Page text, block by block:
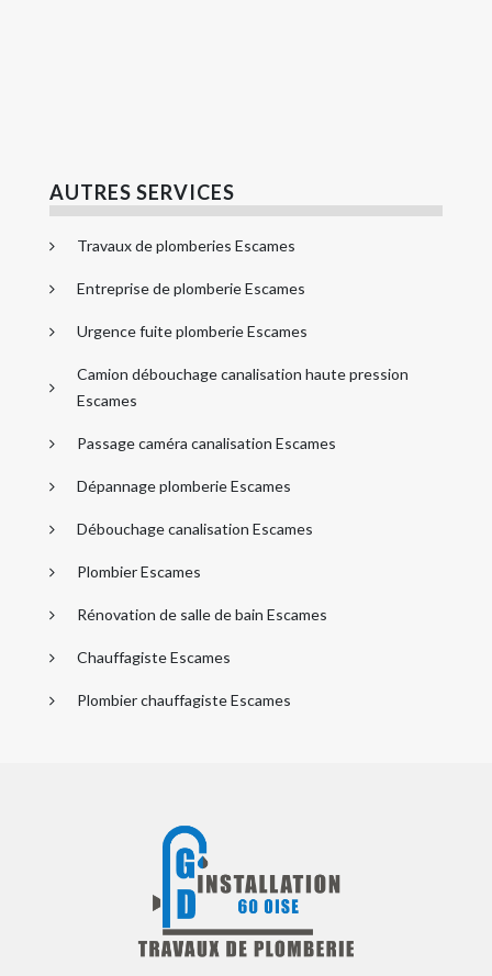
AUTRES SERVICES
Travaux de plomberies Escames
Entreprise de plomberie Escames
Urgence fuite plomberie Escames
Camion débouchage canalisation haute pression
Escames
Passage caméra canalisation Escames
Dépannage plomberie Escames
Débouchage canalisation Escames
Plombier Escames
Rénovation de salle de bain Escames
Chauffagiste Escames
Plombier chauffagiste Escames